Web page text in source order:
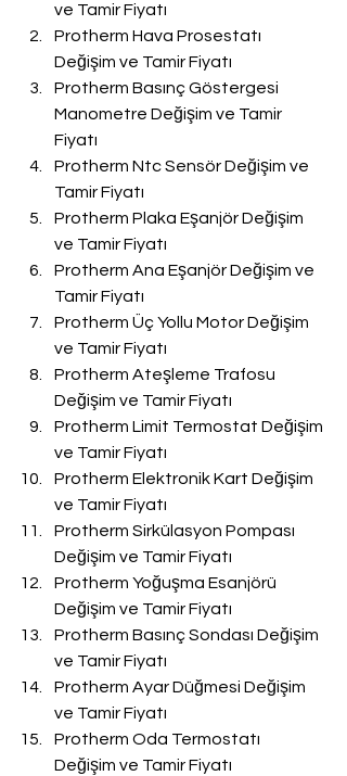
ve Tamir Fiyatı
Protherm Hava Prosestatı
Değişim ve Tamir Fiyatı
Protherm Basınç Göstergesi
Manometre Değişim ve Tamir
Fiyatı
Protherm Ntc Sensör Değişim ve
Tamir Fiyatı
Protherm Plaka Eşanjör Değişim
ve Tamir Fiyatı
Protherm Ana Eşanjör Değişim ve
Tamir Fiyatı
Protherm Üç Yollu Motor Değişim
ve Tamir Fiyatı
Protherm Ateşleme Trafosu
Değişim ve Tamir Fiyatı
Protherm Limit Termostat Değişim
ve Tamir Fiyatı
Protherm Elektronik Kart Değişim
ve Tamir Fiyatı
Protherm Sirkülasyon Pompası
Değişim ve Tamir Fiyatı
Protherm Yoğuşma Esanjörü
Değişim ve Tamir Fiyatı
Protherm Basınç Sondası Değişim
ve Tamir Fiyatı
Protherm Ayar Düğmesi Değişim
ve Tamir Fiyatı
Protherm Oda Termostatı
Değişim ve Tamir Fiyatı